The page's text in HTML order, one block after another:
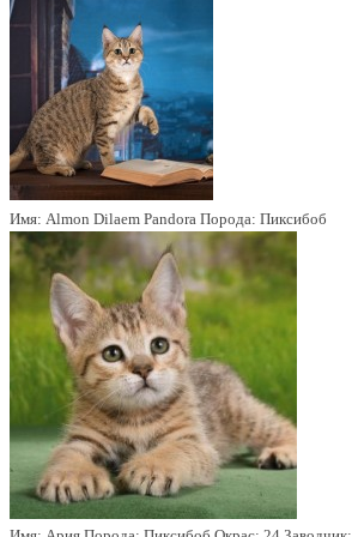
Имя: Almon Dilaem Pandora Порода: Пиксибоб